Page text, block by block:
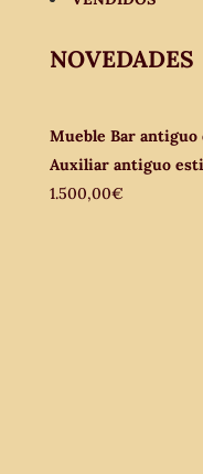
NOVEDADES
Mueble Bar antiguo
Auxiliar antiguo
1.500,00€